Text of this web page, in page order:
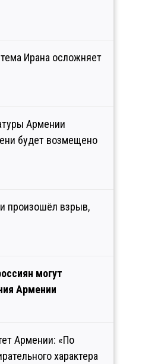
Ирана осложняет
Армении
будет возмещено
произошёл взрыв,
могут
Армении
Армении: «По
характера